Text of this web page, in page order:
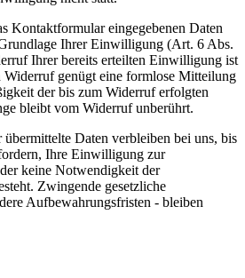
Kontaktformular eingegebenen Daten
Ihrer Einwilligung (Art. 6 Abs.
Ihrer bereits erteilten Einwilligung ist
genügt eine formlose Mitteilung
der bis zum Widerruf erfolgten
bleibt vom Widerruf unberührt.
Daten verbleiben bei uns, bis
Ihre Einwilligung zur
keine Notwendigkeit der
Zwingende gesetzliche
Aufbewahrungsfristen - bleiben